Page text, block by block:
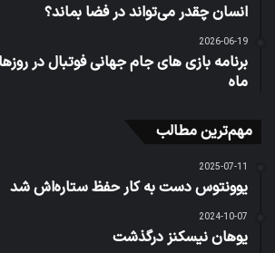
انسان چقدر می‌تواند در فضا بماند؟
2026-06-19
ماه
مهم‌ترین مطالب
2025-07-11
یوونتوس دست به کار حفظ ستاره‌اش شد
2024-10-07
یوهان نیسکنز درگذشت